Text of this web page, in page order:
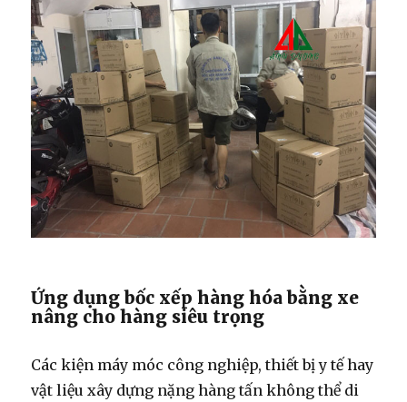
Ứng dụng bốc xếp hàng hóa bằng xe
nâng cho hàng siêu trọng
Các kiện máy móc công nghiệp, thiết bị y tế hay
vật liệu xây dựng nặng hàng tấn không thể di